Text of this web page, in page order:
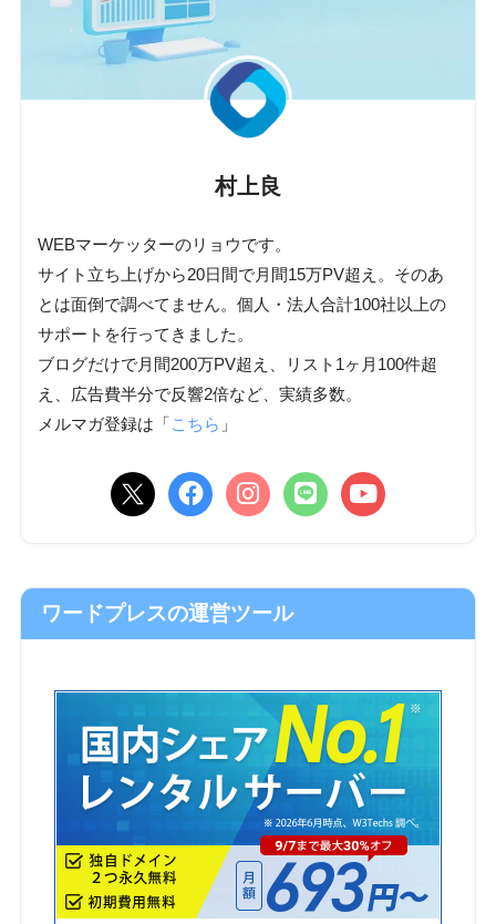
村上良
WEBマーケッターのリョウです。
サイト立ち上げから20日間で月間15万PV超え。そのあ
とは面倒で調べてません。個人・法人合計100社以上の
サポートを行ってきました。
ブログだけで月間200万PV超え、リスト1ヶ月100件超
え、広告費半分で反響2倍など、実績多数。
メルマガ登録は「 こちら 」
ワードプレスの運営ツール